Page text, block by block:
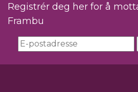
Registrér deg her for å
Frambu